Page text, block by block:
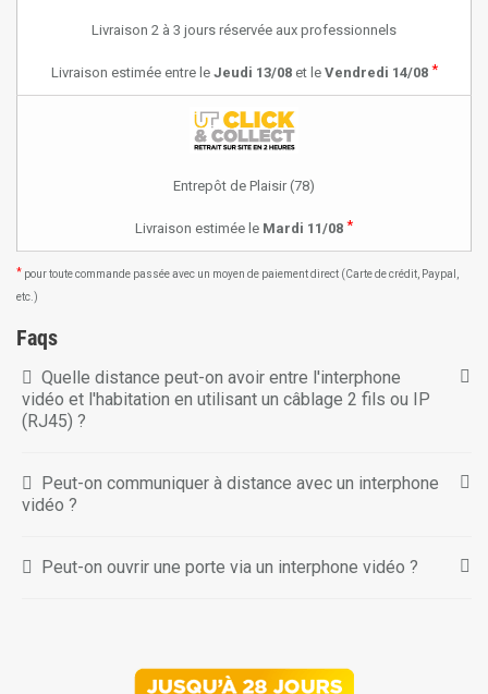
Livraison 2 à 3 jours réservée aux professionnels
Livraison estimée entre le Jeudi 13/08et le Vendredi 14/08 *
Entrepôt de Plaisir (78)
Livraison estimée le Mardi 11/08 *
* pour toute commande passée avec un moyen de paiement direct (Carte de crédit, Paypal,
etc.)
Faqs
Quelle distance peut-on avoir entre l'interphone
vidéo et l'habitation en utilisant un câblage 2 fils ou IP
(RJ45) ?
Peut-on communiquer à distance avec un interphone
vidéo ?
Peut-on ouvrir une porte via un interphone vidéo ?